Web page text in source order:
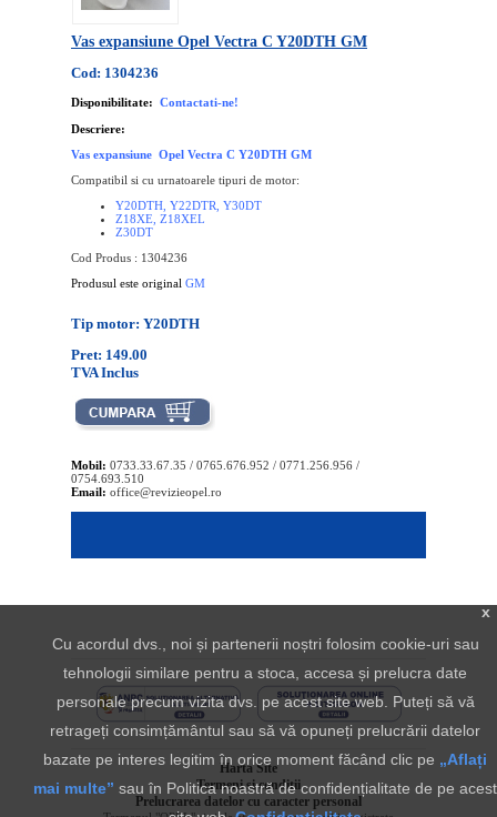
Vas expansiune Opel Vectra C Y20DTH GM
Cod: 1304236
Disponibilitate: Contactati-ne!
Descriere:
Vas expansiune Opel Vectra C Y20DTH GM
Compatibil si cu urnatoarele tipuri de motor:
Y20DTH, Y22DTR, Y30DT
Z18XE, Z18XEL
Z30DT
Cod Produs : 1304236
Produsul este original GM
Tip motor: Y20DTH
Pret: 149.00
TVA Inclus
Mobil: 0733.33.67.35 / 0765.676.952 / 0771.256.956 /
0754.693.510
Email: office@revizieopel.ro
Harta Site
Termeni si conditii
Prelucrarea datelor cu caracter personal
x
Cu acordul dvs., noi și partenerii noștri folosim cookie-uri sau
tehnologii similare pentru a stoca, accesa și prelucra date
personale precum vizita dvs. pe acest site web. Puteți să vă
retrageți consimțământul sau să vă opuneți prelucrării datelor
bazate pe interes legitim în orice moment făcând clic pe „Aflați
mai multe” sau în Politica noastră de confidențialitate de pe acest